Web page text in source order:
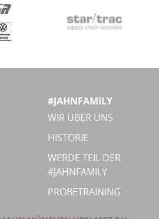
#JAHNFAMILY
WIR ÜBER UNS
HISTORIE
WERDE TEIL DER
#JAHNFAMILY
PROBETRAINING